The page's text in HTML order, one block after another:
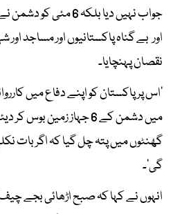
جواب نہیں دیا بلکہ
اور بے گناہ پاکستانیوں اور مساجد
نقصان پہنچایا۔
’اس پر پاکستان کو اپنے دفاع میں
میں دشمن کے 6 جہاز زمین
گھنٹوں میں پتہ چل گیا کہ اگر بات
گی‘۔
انہوں نے کہا کہ صبح اڑھائی بجے